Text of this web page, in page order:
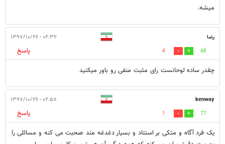
میشه.
رضا ۰۲:۳۲ - ۱۳۹۷/۱۰/۲۶
48
4
پاسخ
چقدر ساده لوحانست رای مثبت منفی رو باور میکنید
kenway ۰۲:۵۸ - ۱۳۹۷/۱۰/۲۶
77
1
پاسخ
یک فرد آگاه و متکی بر استناد و بسیار دغدغه مند صحبت می کنه و مسائلی را